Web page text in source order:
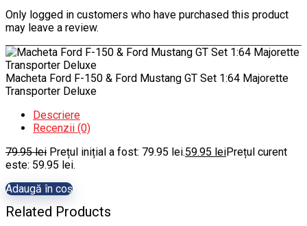
Only logged in customers who have purchased this product
may leave a review.
Macheta Ford F-150 & Ford Mustang GT Set 1:64 Majorette
Transporter Deluxe
Descriere
Recenzii (0)
79.95lei Prețul inițial a fost: 79.95 lei.59.95 leiPrețul curent
este: 59.95 lei.
Adaugă în coș
Related Products